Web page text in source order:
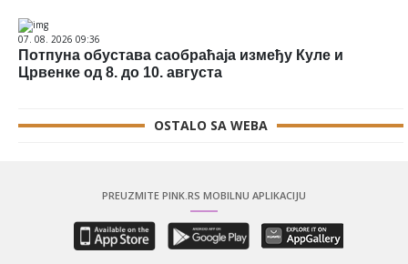
07. 08. 2026 09:36
Потпуна обустава саобраћаја између Куле и
Црвенке од 8. до 10. августа
OSTALO SA WEBA
PREUZMITE PINK.RS MOBILNU APLIKACIJU